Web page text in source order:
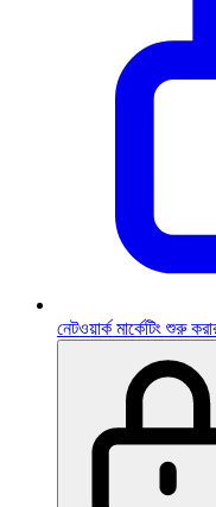
নেটওয়ার্ক মার্কেটিং শুরু